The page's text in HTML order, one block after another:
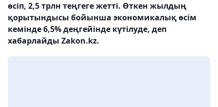
өсіп, 2,5 трлн теңгеге жетті. Өткен жылдың
қорытындысы бойынша экономикалық өсім
кемінде 6,5% деңгейінде күтілуде, деп
хабарлайды Zakon.kz.